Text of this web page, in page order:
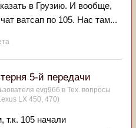
в Грузию. И вообще,
ватсап по 105. Нас там...
5-й передачи
evg966 в Тех. вопросы
LX 450, 470)
т.к. 105 начали